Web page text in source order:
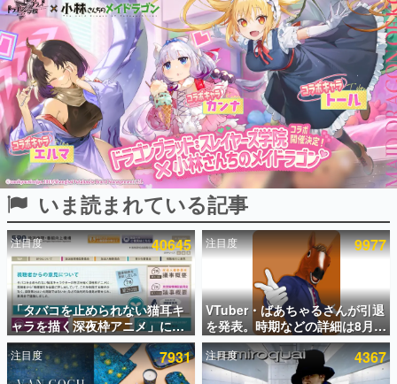
ピックアップ
電ファミのいま読まれている記事ランキング
アプリセール情報
インタビュー
連載・特集一覧
殿堂入り記事
SNS拡散数が数千以上！ ページビュー数万以上！ などな
ど。多くの人々に読まれた、電ファミ渾身の“殿堂入り”記
事をまとめました。
ゲームの企画書
名作ゲームクリエイターの方々に製作時のエピソードをお
聞きし、ヒットする企画（ゲーム）とは何か？を探ってい
きます。
赫本
この物語を解いてはいけない。『赫本』は、〈試験問題〉
の形をした短編ホラー小説集です。
いま読まれている記事
注目度 40645
「タバコを止められない猫耳キ
ャラを描く深夜枠アニメ」に視
聴者の一部から批判意見。違法
薬物の使用と思しき描写も含め
て、BPOが議論を交わす
注目度 9977
VTuber・ばあちゃるさんが引退
を発表。時期などの詳細は8月9
日15時からの配信で説明
注目度 7931 注目度 4367